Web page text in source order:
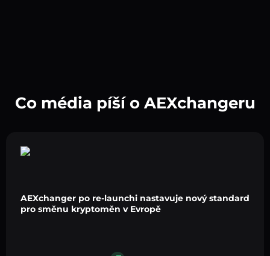
Co média píší o AEXchangeru
AEXchanger po re-launchi nastavuje nový standard
pro směnu kryptoměn v Evropě